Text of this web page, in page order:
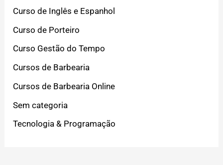
Curso de Inglês e Espanhol
Curso de Porteiro
Curso Gestão do Tempo
Cursos de Barbearia
Cursos de Barbearia Online
Sem categoria
Tecnologia & Programação